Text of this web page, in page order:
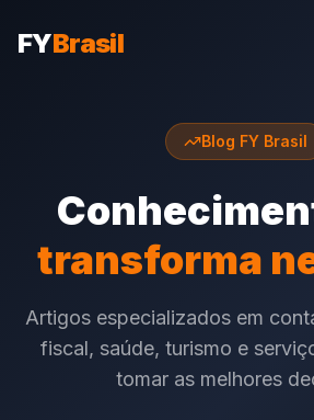
FYBrasil
Blog FY Brasil
transforma
Artigos especializados em
fiscal, saúde, turismo e
tomar as melhores